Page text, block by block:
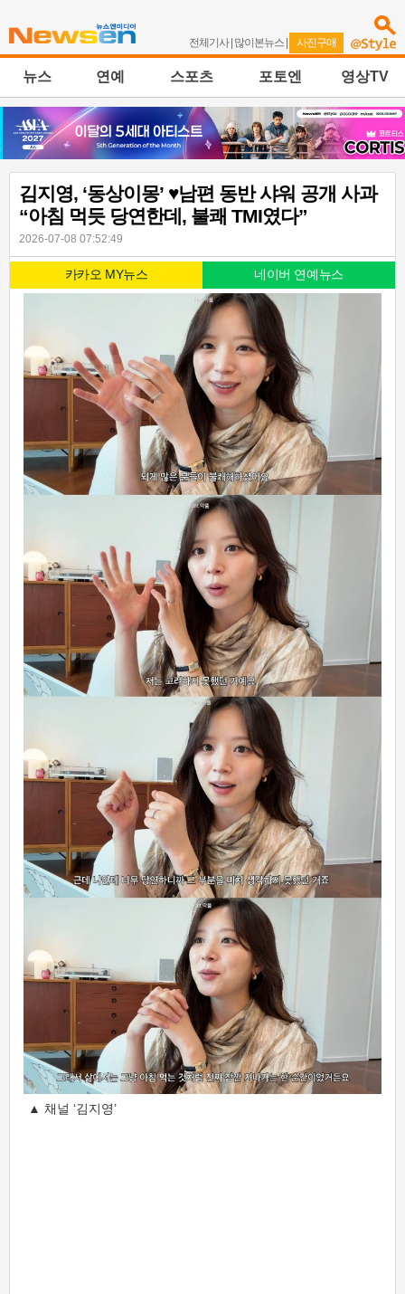
전체기사| 많이본뉴스 | 사진구매
뉴스 연예 스포츠 포토엔 영상TV
김지영, ‘동상이몽’ ♥남편 동반 샤워 공개 사과
“아침 먹듯 당연한데, 불쾌 TMI였다”
2026-07-08 07:52:49
카카오 MY뉴스 네이버 연예뉴스
▲ 채널 ‘김지영’